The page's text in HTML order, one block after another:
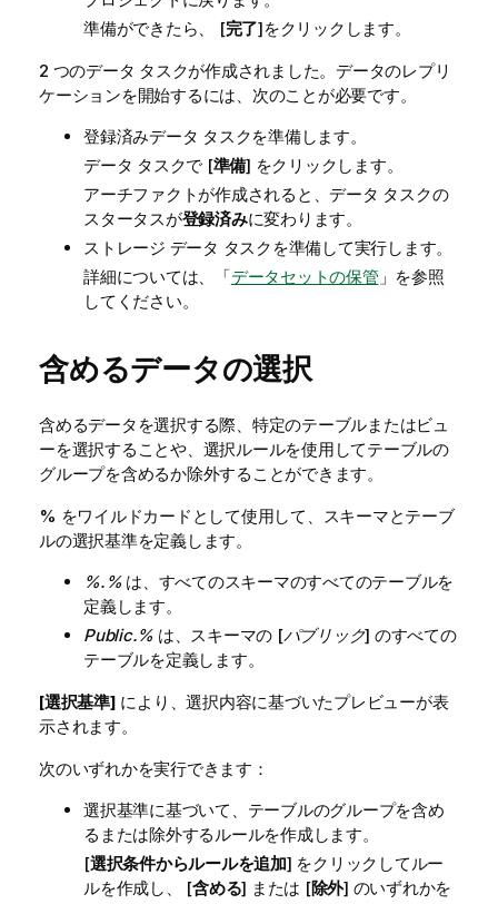
準備ができたら、 [完了]をクリックします。
2 つのデータ タスクが作成されました。データのレプリ
ケーションを開始するには、次のことが必要です。
登録済みデータ タスクを準備します。
データ タスクで [準備] をクリックします。
アーチファクトが作成されると、データ タスクの
スタータスが登録済みに変わります。
ストレージ データ タスクを準備して実行します。
詳細については、「データセットの保管 」を参照
してください。
含めるデータの選択
含めるデータを選択する際、特定のテーブルまたはビュ
ーを選択することや、選択ルールを使用してテーブルの
グループを含めるか除外することができます。
% をワイルドカードとして使用して、スキーマとテーブ
ルの選択基準を定義します。
%.%は、すべてのスキーマのすべてのテーブルを
定義します。
Public.% は、スキーマの [パブリック] のすべての
テーブルを定義します。
[選択基準] により、選択内容に基づいたプレビューが表
示されます。
次のいずれかを実行できます：
選択基準に基づいて、テーブルのグループを含め
るまたは除外するルールを作成します。
[選択条件からルールを追加] をクリックしてルー
ルを作成し、 [含める] または [除外] のいずれかを